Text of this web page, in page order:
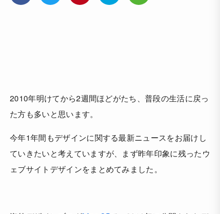
2010年明けてから2週間ほどがたち、普段の生活に戻っ
た方も多いと思います。
今年1年間もデザインに関する最新ニュースをお届けし
ていきたいと考えていますが、まず昨年印象に残ったウ
ェブサイトデザインをまとめてみました。